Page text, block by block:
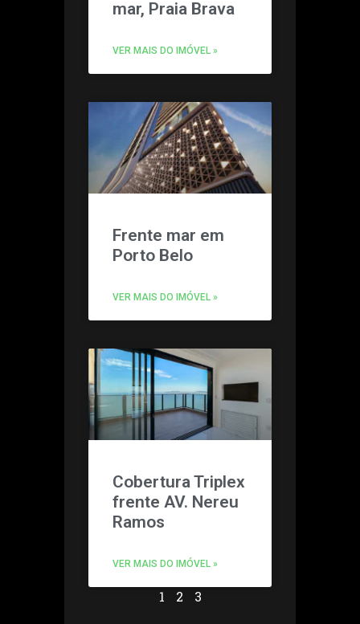
mar, Praia Brava
VER MAIS DO IMÓVEL »
Frente mar em
Porto Belo
VER MAIS DO IMÓVEL »
Cobertura Triplex
frente AV. Nereu
Ramos
VER MAIS DO IMÓVEL »
1 2 3